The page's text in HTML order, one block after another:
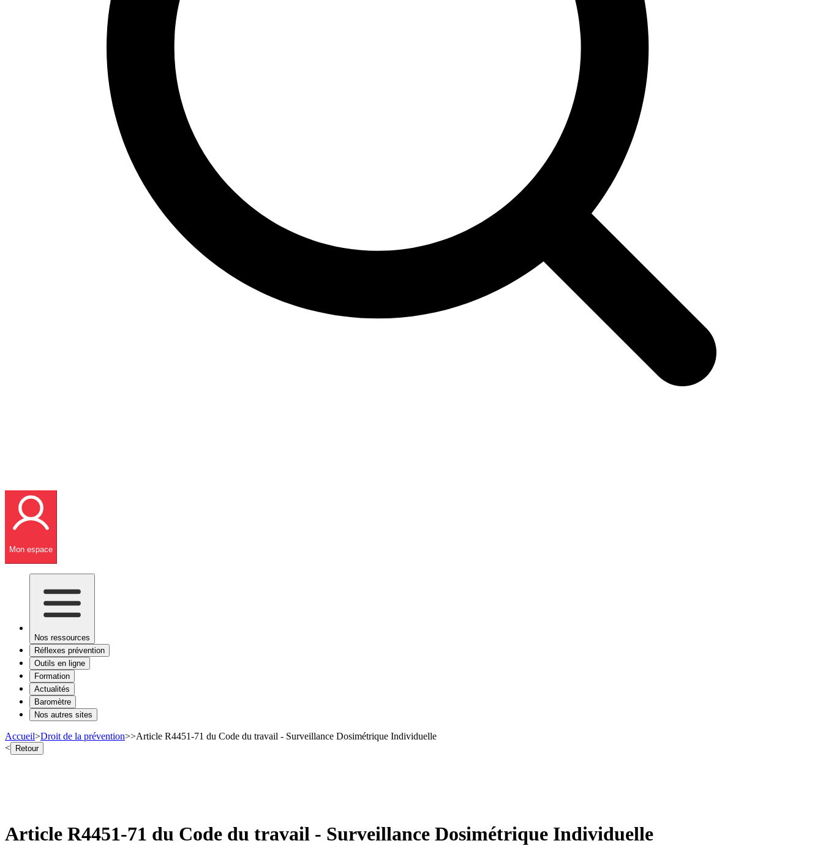
Mon espace
Nos ressources
Réflexes prévention
Outils en ligne
Formation
Actualités
Baromètre
Nos autres sites
Accueil>Droit de la prévention>>Article R4451-71 du Code du travail - Surveillance Dosimétrique Individuelle
< Retour
Article R4451-71 du Code du travail - Surveillance Dosimétrique Individuelle